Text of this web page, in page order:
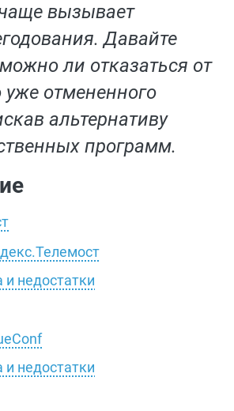
вызывает
Давайте
ли отказаться от
уже отмененного
альтернативу
программ.
и недостатки
и недостатки